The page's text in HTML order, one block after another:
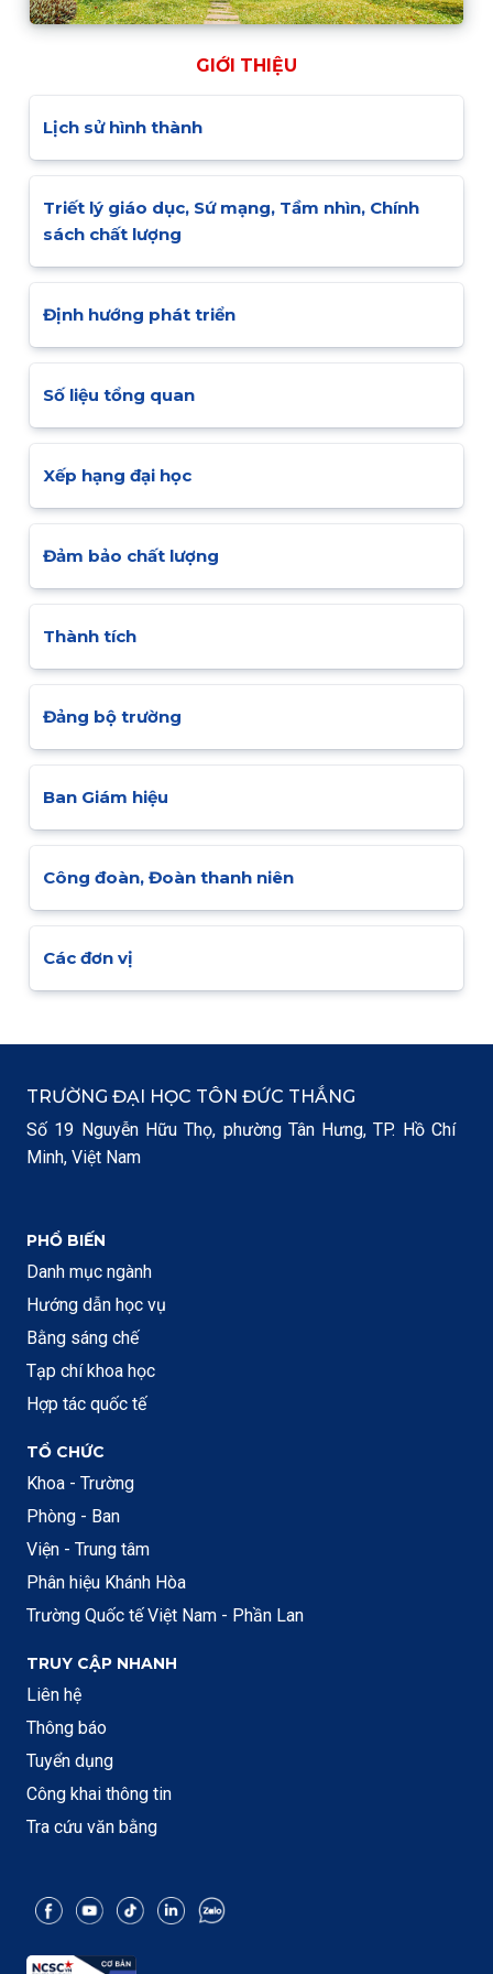
GIỚI THIỆU
Lịch sử hình thành
Triết lý giáo dục, Sứ mạng, Tầm nhìn, Chính
sách chất lượng
Định hướng phát triển
Số liệu tổng quan
Xếp hạng đại học
Đảm bảo chất lượng
Thành tích
Đảng bộ trường
Ban Giám hiệu
Công đoàn, Đoàn thanh niên
Các đơn vị
TRƯỜNG ĐẠI HỌC TÔN ĐỨC THẮNG
Số 19 Nguyễn Hữu Thọ, phường Tân Hưng, TP. Hồ Chí
Minh, Việt Nam
PHỔ BIẾN
Danh mục ngành
Hướng dẫn học vụ
Bằng sáng chế
Tạp chí khoa học
Hợp tác quốc tế
TỔ CHỨC
Khoa - Trường
Phòng - Ban
Viện - Trung tâm
Phân hiệu Khánh Hòa
Trường Quốc tế Việt Nam - Phần Lan
TRUY CẬP NHANH
Liên hệ
Thông báo
Tuyển dụng
Công khai thông tin
Tra cứu văn bằng